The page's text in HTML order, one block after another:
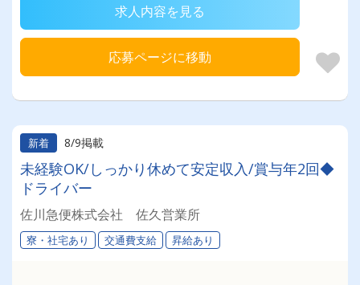
求人内容を見る
応募ページに移動
新着 8/9掲載
未経験OK/しっかり休めて安定収入/賞与年2回◆
ドライバー
佐川急便株式会社 佐久営業所
寮・社宅あり 交通費支給 昇給あり